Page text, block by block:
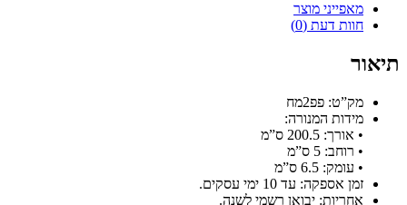
מאפייני מוצר
חוות דעת (0)
תיאור
מק”ט: פפ2מח
מידות המנורה:
• אורך: 200.5 ס”מ
• רוחב: 5 ס”מ
• עומק: 6.5 ס”מ
זמן אספקה: עד 10 ימי עסקים.
אחריות: יבואן רשמי לשנה.